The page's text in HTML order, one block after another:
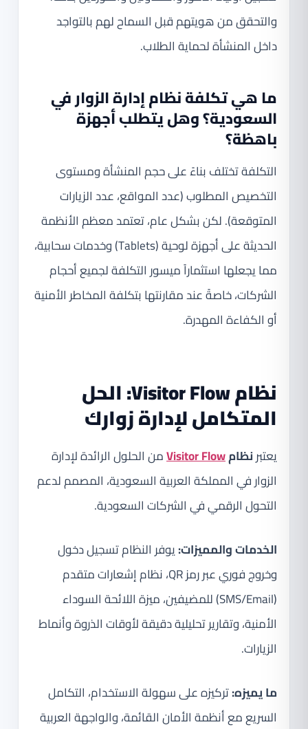
والتحقق من هويتهم قبل السماح لهم بالتواجد
داخل المنشأة لحماية الطلاب.
ما هي تكلفة نظام إدارة الزوار في
السعودية؟ وهل يتطلب أجهزة
باهظة؟
التكلفة تختلف بناءً على حجم المنشأة ومستوى
التخصيص المطلوب (عدد المواقع، عدد الزيارات
المتوقعة). لكن بشكل عام، تعتمد معظم الأنظمة
الحديثة على أجهزة لوحية (Tablets) وخدمات سحابية،
مما يجعلها استثماراً ميسور التكلفة لجميع أحجام
الشركات، خاصةً عند مقارنتها بتكلفة المخاطر الأمنية
أو الكفاءة المهدرة.
نظام Visitor Flow: الحل
المتكامل لإدارة زوارك
يعتبرنظامVisitor Flowمن الحلول الرائدة لإدارة
الزوار في المملكة العربية السعودية، المصمم لدعم
التحول الرقمي في الشركات السعودية.
الخدمات والمميزات:يوفر النظام تسجيل دخول
وخروج فوري عبر رمز QR، نظام إشعارات متقدم
(SMS/Email) للمضيفين، ميزة اللائحة السوداء
الأمنية، وتقارير تحليلية دقيقة لأوقات الذروة وأنماط
الزيارات.
ما يميزه:تركيزه على سهولة الاستخدام، التكامل
السريع مع أنظمة الأمان القائمة، والواجهة العربية